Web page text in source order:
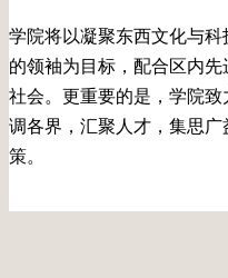
学院将以凝聚东西文化与
的领袖为目标，配合区内
社会。更重要的是，学院
调各界，汇聚人才，集思
策。